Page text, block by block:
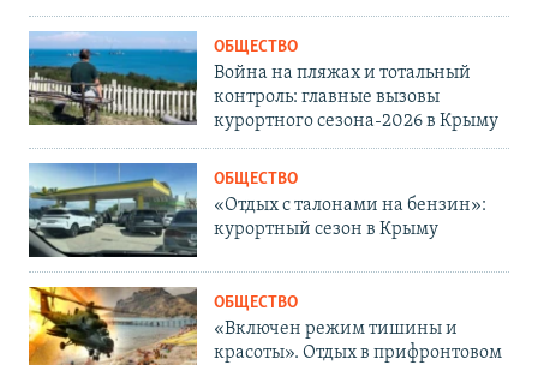
ОБЩЕСТВО
Война на пляжах и тотальный
контроль: главные вызовы
курортного сезона-2026 в Крыму
ОБЩЕСТВО
«Отдых с талонами на бензин»:
курортный сезон в Крыму
ОБЩЕСТВО
«Включен режим тишины и
красоты». Отдых в прифронтовом